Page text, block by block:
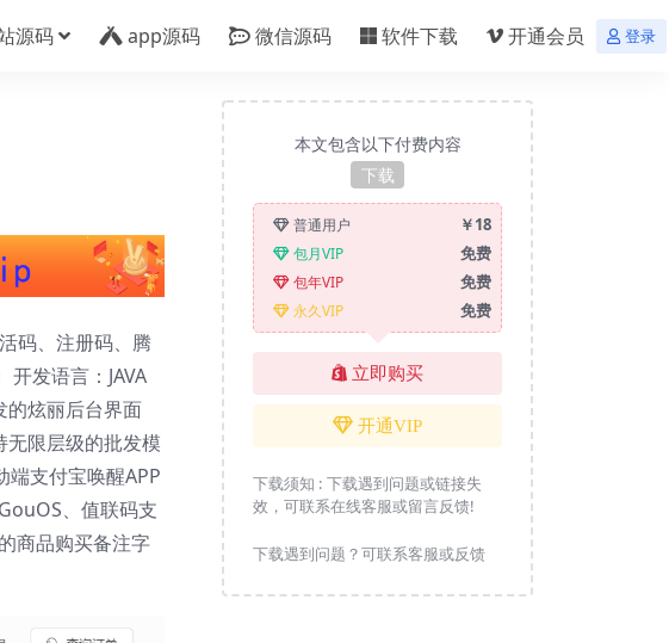
源码 app源码 微信源码 软件下载 开通会员 登录
码、注册码、腾
发语言：JAVA
炫丽后台界面
限层级的批发模
支付宝唤醒APP
、值联码支
商品购买备注字
本文包含以下付费内容
下载
普通用户 ￥18
包月VIP 免费
包年VIP 免费
永久VIP 免费
立即购买
开通VIP
下载须知 : 下载遇到问题或链接失
效，可联系在线客服或留言反馈!
下载遇到问题？可联系客服或反馈